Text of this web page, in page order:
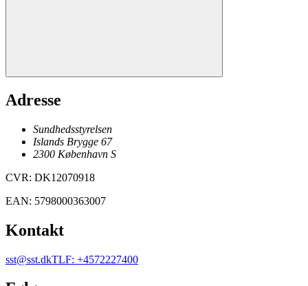
Adresse
Sundhedsstyrelsen
Islands Brygge 67
2300 København S
CVR: DK12070918
EAN: 5798000363007
Kontakt
sst@sst.dkTLF: +4572227400